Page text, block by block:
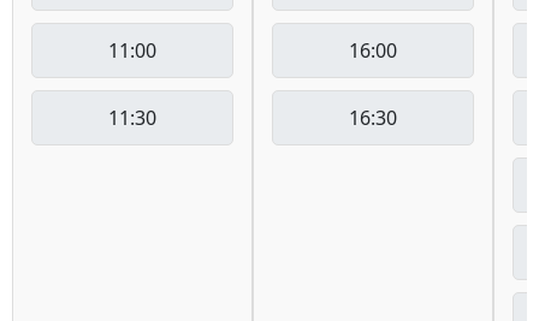
11:00
11:30
16:00
16:30